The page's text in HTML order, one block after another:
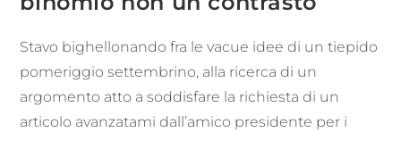
Stavo bighellonando fra le vacue idee di un tiepido
pomeriggio settembrino, alla ricerca di un
argomento atto a soddisfare la richiesta di un
articolo avanzatami dall’amico presidente per i